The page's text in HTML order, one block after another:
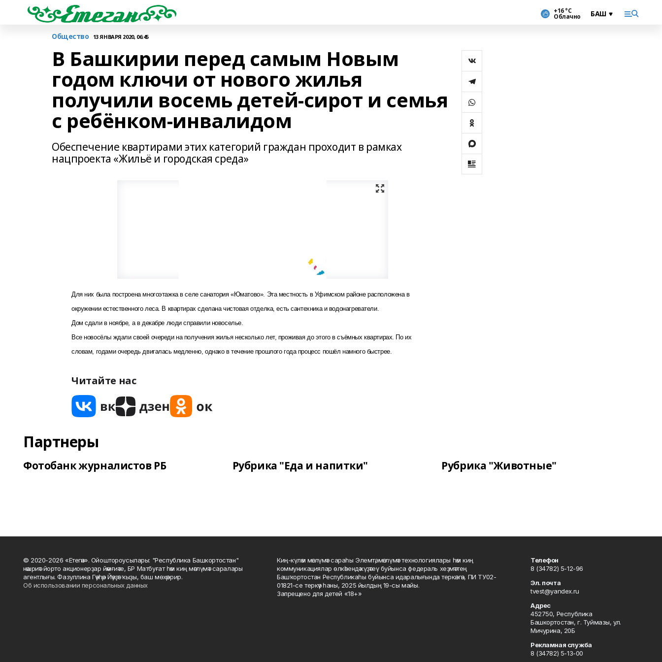
+16 °С
Облачно
Общество 13 ЯНВАРЯ 2020, 06:45
В Башкирии перед самым Новым
годом ключи от нового жилья
получили восемь детей-сирот и семья
с ребёнком-инвалидом
Обеспечение квартирами этих категорий граждан проходит в рамках
нацпроекта «Жильё и городская среда»
Для них была построена многоэтажка в селе санатория «Юматово». Эта местность в Уфимском районе расположена в
окружении естественного леса. В квартирах сделана чистовая отделка, есть сантехника и водонагреватели.
Дом сдали в ноябре, а в декабре люди справили новоселье.
Все новосёлы ждали своей очереди на получения жилья несколько лет, проживая до этого в съёмных квартирах. По их
словам, годами очередь двигалась медленно, однако в течение прошлого года процесс пошёл намного быстрее.
Читайте нас
Партнеры
Фотобанк журналистов РБ Рубрика "Еда и напитки" Рубрика "Животные"
© 2020-2026 «Етегән». Ойоштороусылары: "Республика Башкортостан"
нәшриәт йорто акционерҙар йәмғиәте, БР Матбуғат һәм киң мәғлүмәт саралары
агентлығы. Фазуллина Гәүһәр Йәүҙәт ҡыҙы, баш мөхәррир.
Об использовании персональных данных
Киң-күләм мәғлүмәт сараһы Элемтә, мәғлүмәт технологиялары һәм киң
коммуникациялар өлкәһендә күҙәтеү буйынса федераль хеҙмәттең
Башҡортостан Республикаһы буйынса идаралығында теркәлгән, ПИ ТУ02-
01821-се теркәү һаны, 2025 йылдың 19-сы майы.
Запрещено для детей «18+»
Телефон
8 (34782) 5-12-96
Эл. почта
tvest@yandex.ru
Адрес
452750, Республика
Башкортостан, г. Туймазы, ул.
Мичурина, 20Б
Рекламная служба
8 (34782) 5-13-00